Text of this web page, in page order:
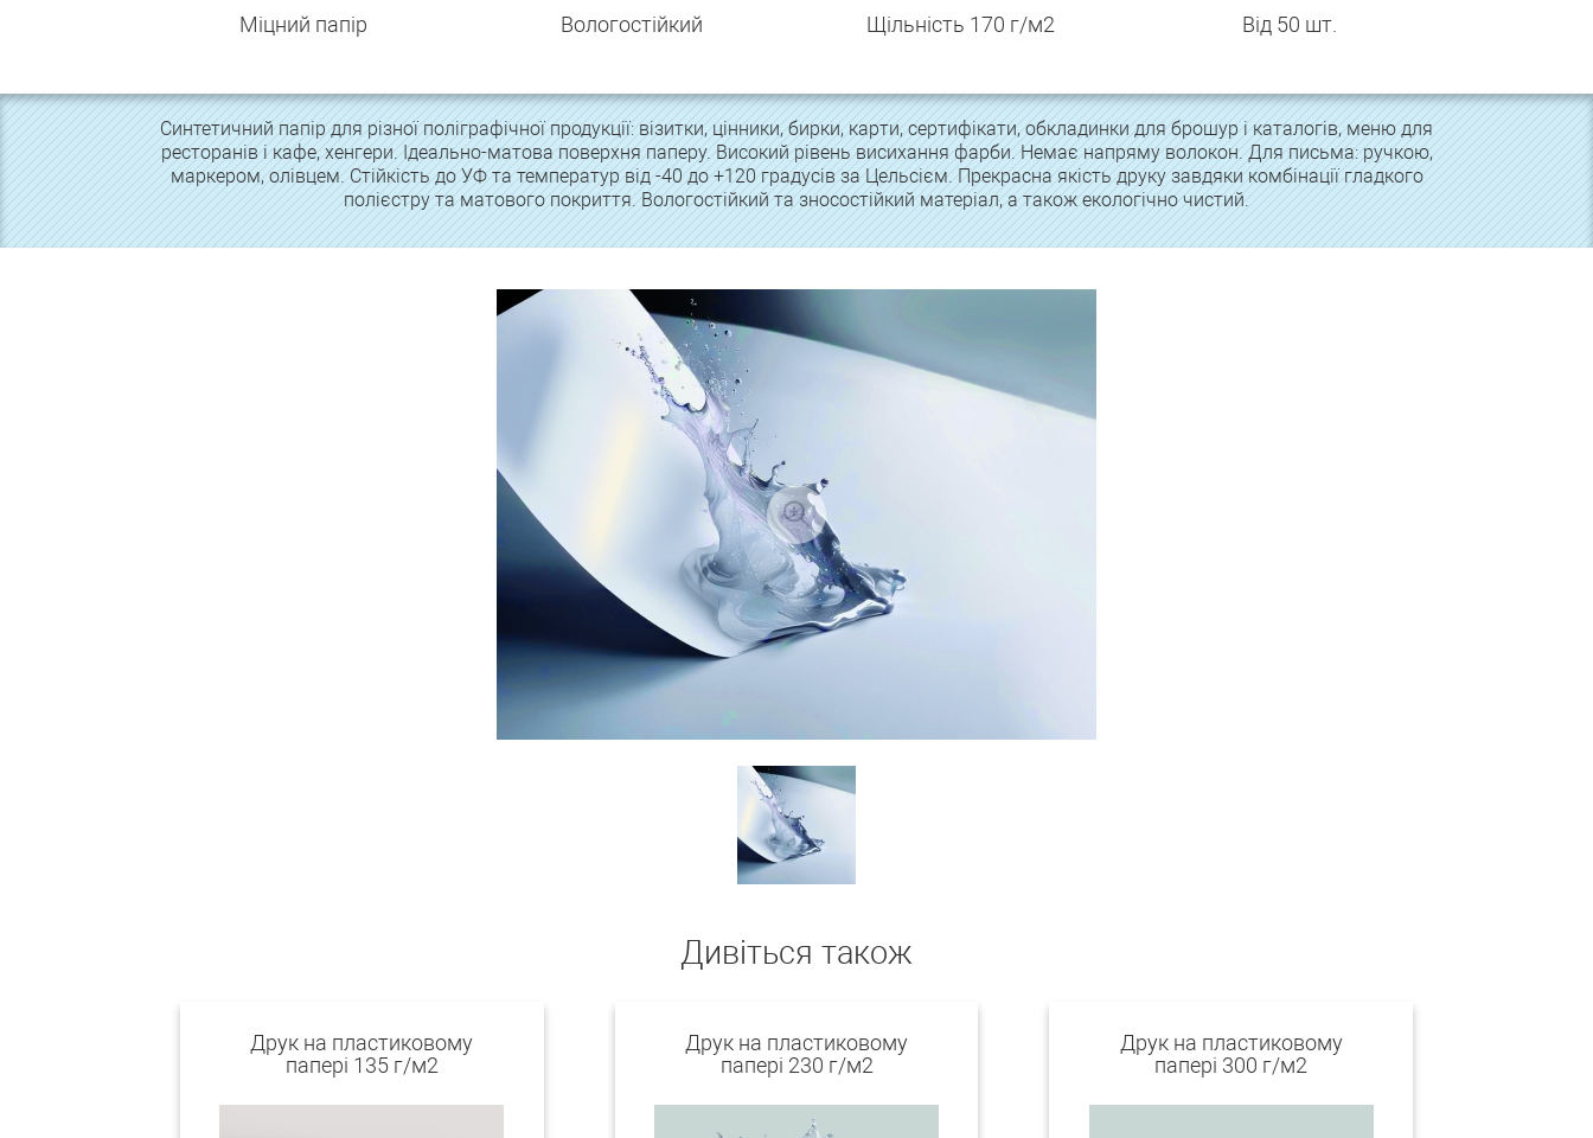
Міцний папір Вологостійкий Щільність 170 г/м2 Від 50 шт.
Синтетичний папір для різної поліграфічної продукції: візитки, цінники, бирки, карти, сертифікати, обкладинки для брошур і каталогів, меню для
ресторанів і кафе, хенгери. Ідеально-матова поверхня паперу. Високий рівень висихання фарби. Немає напряму волокон. Для письма: ручкою,
маркером, олівцем. Стійкість до УФ та температур від -40 до +120 градусів за Цельсієм. Прекрасна якість друку завдяки комбінації гладкого
полієстру та матового покриття. Вологостійкий та зносостійкий матеріал, а також екологічно чистий.
Дивіться також
Друк на пластиковому
папері 135 г/м2
Друк на пластиковому
папері 230 г/м2
Друк на пластиковому
папері 300 г/м2